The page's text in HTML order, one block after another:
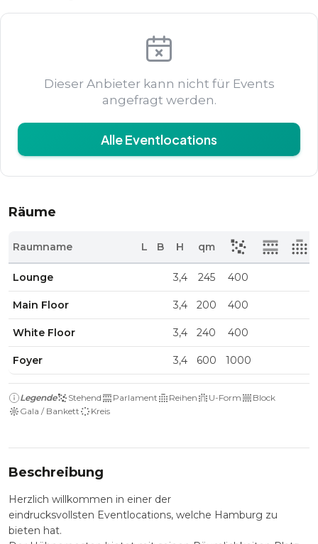
Dieser Anbieter kann nicht für Events
angefragt werden.
Alle Eventlocations
Räume
Raumname L B H qm
Lounge 3,4 245 400
Main Floor 3,4 200 400
White Floor 3,4 240 400
Foyer 3,4 600 1000
Legende Stehend Parlament Reihen U-Form
Block
Gala / Bankett
Kreis
Beschreibung
Herzlich willkommen in einer der
eindrucksvollsten Eventlocations, welche Hamburg zu
bieten hat.